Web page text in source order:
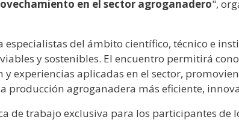
en el sector agroganadero",
especialistas del ámbito científico, técnico e
y sostenibles. El encuentro permitirá
experiencias aplicadas en el sector,
agroganadera más eficiente,
de trabajo exclusiva para los participantes de